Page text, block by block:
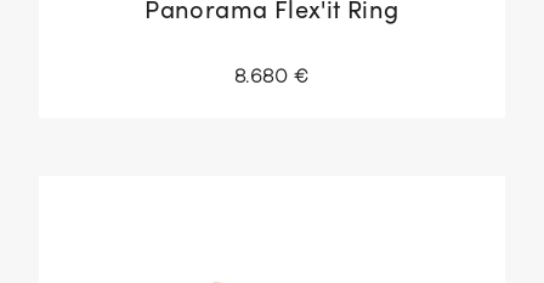
Panorama Flex'it Ring
8.680 €